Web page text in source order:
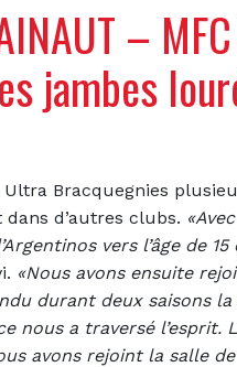
–
jambes
Bracquegnies
d’autres clubs.
vers l’âge de 15
«Nous avons ensuite
durant deux saisons la
nous a traversé
avons rejoint la salle